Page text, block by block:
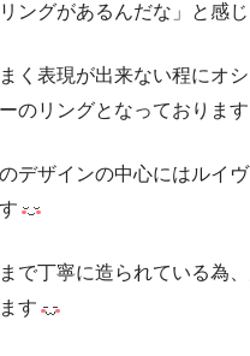
ングがあるんだな」と感
く表現が出来ない程にオ
のリングとなっております
デザインの中心にはルイ
で丁寧に造られている為
す